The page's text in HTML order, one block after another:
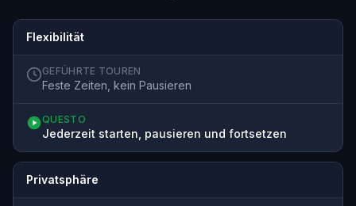
Flexibilität
GEFÜHRTE TOUREN
Feste Zeiten, kein Pausieren
QUESTO
Jederzeit starten, pausieren und fortsetzen
Privatsphäre